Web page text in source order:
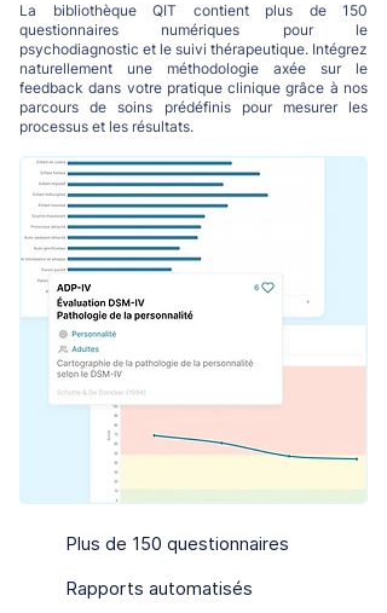
La bibliothèque QIT contient plus de 150
questionnaires numériques pour le
psychodiagnostic et le suivi thérapeutique. Intégrez
naturellement une méthodologie axée sur le
feedback dans votre pratique clinique grâce à nos
parcours de soins prédéfinis pour mesurer les
processus et les résultats.
Plus de 150 questionnaires
Rapports automatisés